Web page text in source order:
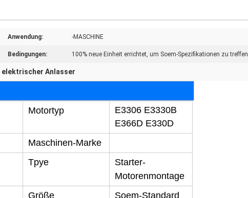
Anwendung: -MASCHINE
Bedingungen: 100% neue Einheit errichtet, um Soem-Spezifikationen zu treffen
elektrischer Anlasser
Motortyp
E3306 E3330B
E366D E330D
Maschinen-Marke
Tpye
Starter-
Motorenmontage
Größe
Soem-Standard